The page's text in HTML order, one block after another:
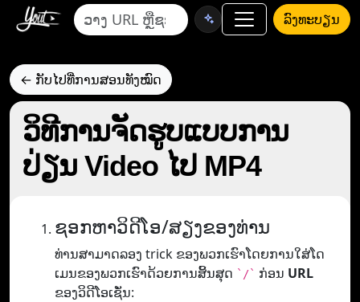
ລົງທະບຽນ
← ກັບໄປທີ່ການສອນທັງໝົດ
ວິທີການຈັດຮູບແບບການ
ປ່ຽນ Video ໄປ MP4
ຊອກຫາວິດີໂອ/ສຽງຂອງທ່ານ
ທ່ານສາມາດລອງ trick ຂອງພວກເຮົາໂດຍການໃສ່ໂດ
ເມນຂອງພວກເຮົາດ້ວຍການສິ້ນສຸດ `/` ກ່ອນ URL
ຂອງວິດີໂອເຊັ່ນ: